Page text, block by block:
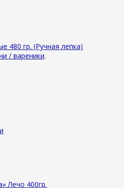
480 гр. (Ручная лепка)
/ вареники.